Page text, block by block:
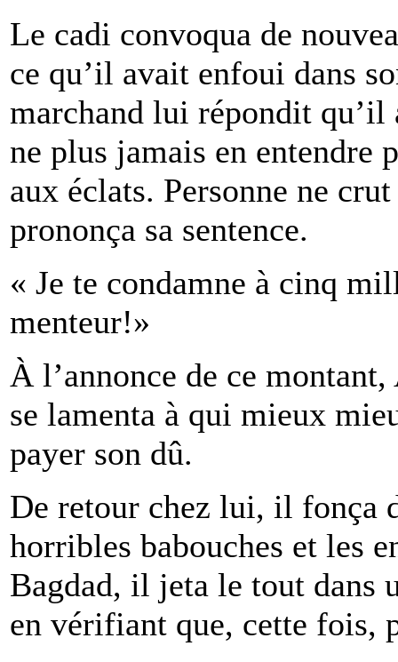
Le cadi convoqua de
ce qu’il avait enfoui dans
marchand lui répondit qu’il
ne plus jamais en entendre
aux éclats. Personne ne
prononça sa sentence.
« Je te condamne à cinq
menteur!»
À l’annonce de ce
se lamenta à qui mieux
payer son dû.
De retour chez lui, il fonça
horribles babouches et les
Bagdad, il jeta le tout dans
en vérifiant que, cette fois,